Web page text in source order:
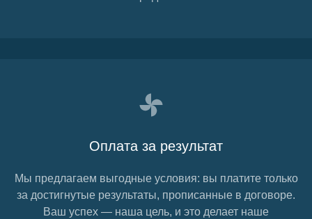
Оплата за результат
Мы предлагаем выгодные условия: вы платите только
за достигнутые результаты, прописанные в договоре.
Ваш успех — наша цель, и это делает наше